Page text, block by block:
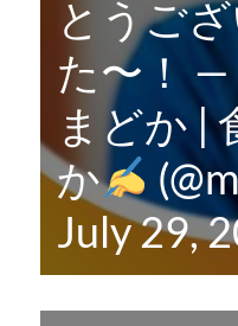
とうご
た〜！
まどか |
か
July 29,